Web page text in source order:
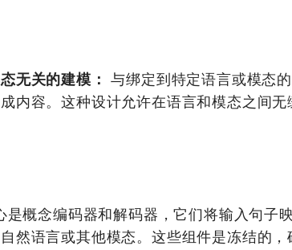
无关的建模：
与绑定到特定语言或模态
内容。这种设计允许在语言和模态之间
是概念编码器和解码器，它们将输入句子
然语言或其他模态。这些组件是冻结的